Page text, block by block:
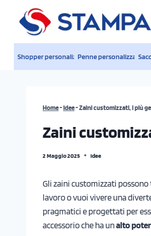
contenuto
Shopper personalizzatePenne personalizzate
Home-Idee-Zaini customizzati, i più
Zaini
2 Maggio 2025 Idee
Gli zaini customizzati
lavoro o vuoi vivere una
pragmatici e progettati per
accessorio che ha unalto